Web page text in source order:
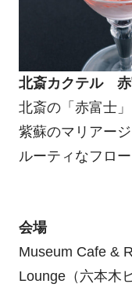
北斎カクテル 赤
北斎の「赤富士
紫蘇のマリアー
ルーティなフロ
会場
Museum Cafe &
Lounge（六本木